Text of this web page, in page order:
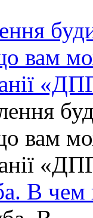
вам
В чем